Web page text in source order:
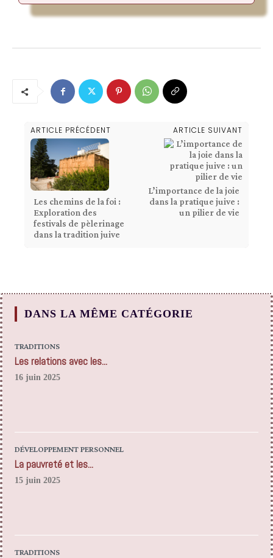
ARTICLE PRÉCÉDENT
Les chemins de la foi :
Exploration des
festivals de pèlerinage
dans la tradition juive
ARTICLE SUIVANT
L’importance de la joie
dans la pratique juive :
un pilier de vie
DANS LA MÊME CATÉGORIE
TRADITIONS
Les relations avec les...
16 juin 2025
DÉVELOPPEMENT PERSONNEL
La pauvreté et les...
15 juin 2025
TRADITIONS